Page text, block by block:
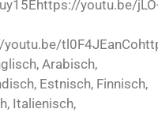
youtu.be/
youtu.be/
Arabisch,
Estnisch, Finnisch,
Italienisch,